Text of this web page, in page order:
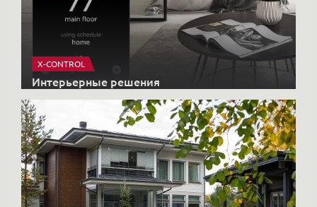
X-CONTROL
Интерьерные решения